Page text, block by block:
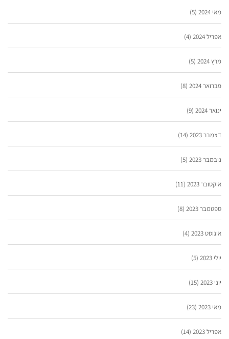
מאי 2024 (5)
אפריל 2024 (4)
מרץ 2024 (5)
פברואר 2024 (8)
ינואר 2024 (9)
דצמבר 2023 (14)
נובמבר 2023 (5)
אוקטובר 2023 (11)
ספטמבר 2023 (8)
אוגוסט 2023 (4)
יולי 2023 (5)
יוני 2023 (15)
מאי 2023 (23)
אפריל 2023 (14)